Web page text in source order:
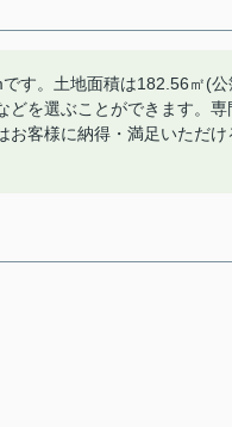
す。土地面積は182.56㎡(
を選ぶことができます。
客様に納得・満足いただ